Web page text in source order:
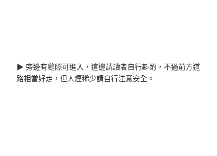
▶ 旁邊有縫隙可進入，這邊請讀者自行斟酌，不過前方道
路相當好走，但人煙稀少請自行注意安全。